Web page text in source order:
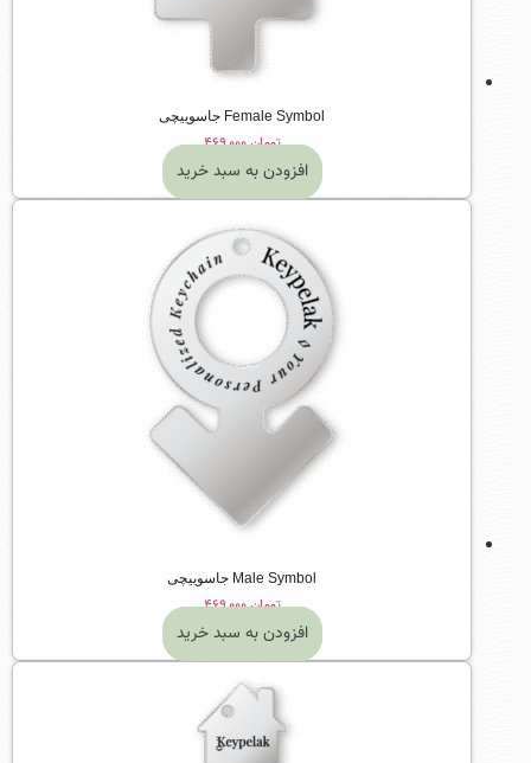
Female Symbol جاسوییچی
تومان۴۶۹,۰۰۰
افزودن به سبد خرید
Male Symbol جاسوییچی
تومان۴۶۹,۰۰۰
افزودن به سبد خرید